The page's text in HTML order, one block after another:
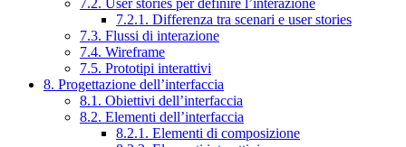
7.2. User stories per definire l’interazione
7.2.1. Differenza tra scenari e user stories
7.3. Flussi di interazione
7.4. Wireframe
7.5. Prototipi interattivi
8. Progettazione dell’interfaccia
8.1. Obiettivi dell’interfaccia
8.2. Elementi dell’interfaccia
8.2.1. Elementi di composizione